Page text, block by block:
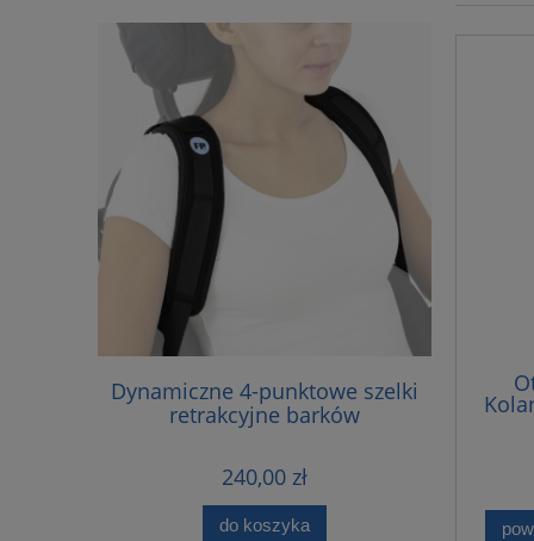
Dynamiczne 4-punktowe szelki
retrakcyjne barków
240,00 zł
do koszyka